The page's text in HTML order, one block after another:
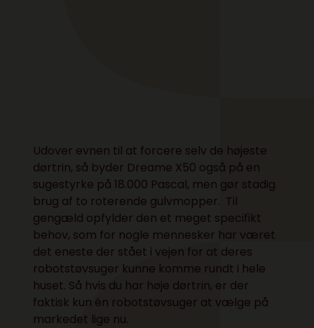
Udover evnen til at forcere selv de højeste
dørtrin, så byder Dreame X50 også på en
sugestyrke på 18.000 Pascal, men gør stadig
brug af to roterende gulvmopper. Til
gengæld opfylder den et meget specifikt
behov, som for nogle mennesker har været
det eneste der stået i vejen for at deres
robotstøvsuger kunne komme rundt i hele
huset. Så hvis du har høje dørtrin, er der
faktisk kun én robotstøvsuger at vælge på
markedet lige nu.